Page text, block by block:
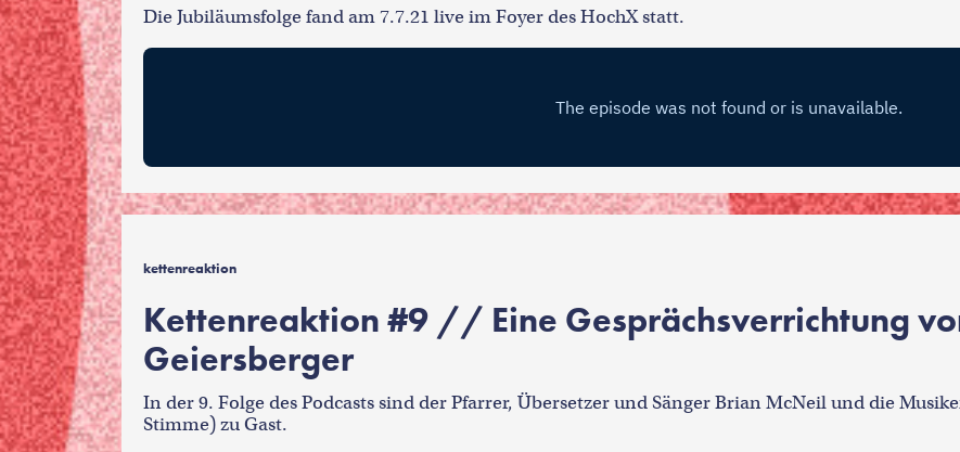
Die Jubiläumsfolge fand am 7.7.21 live im Foyer des HochX statt.
kettenreaktion
Kettenreaktion #9 // Eine Gesprächsverrichtung
Geiersberger
In der 9. Folge des Podcasts sind der Pfarrer, Übersetzer und Sänger Brian McNeil und die
Stimme) zu Gast.